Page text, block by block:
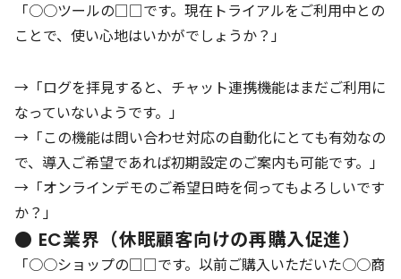
「○○ツールの□□です。現在トライアルをご利用中との
ことで、使い心地はいかがでしょうか？」
→「ログを拝見すると、チャット連携機能はまだご利用に
なっていないようです。」
→「この機能は問い合わせ対応の自動化にとても有効なの
で、導入ご希望であれば初期設定のご案内も可能です。」
→「オンラインデモのご希望日時を伺ってもよろしいです
か？」
● EC業界（休眠顧客向けの再購入促進）
「○○ショップの□□です。以前ご購入いただいた○○商